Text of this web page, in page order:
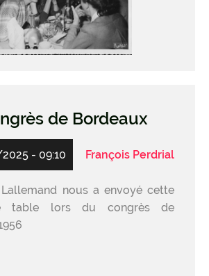
de Bordeaux
- 09:10 François Perdrial
nous a envoyé cette
table lors du congrès de